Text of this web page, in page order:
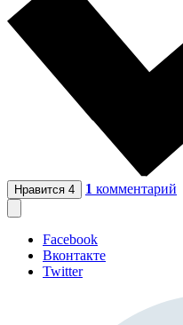
Нравится 4 1 комментарий
Facebook
Вконтакте
Twitter